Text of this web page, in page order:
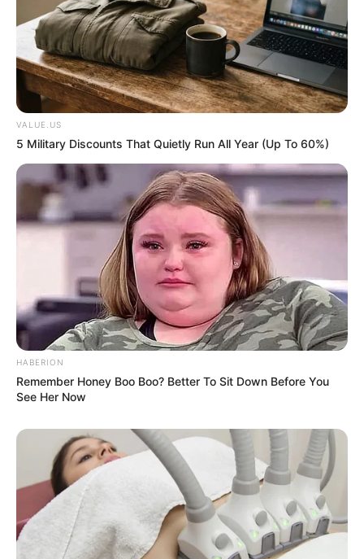
นักเขียน
อิสฺวาสุ
เนื้อหาที่ได้รับการโปรโมต
VALUE.US
5 Military Discounts That Quietly Run All Year (Up To 60%)
HABERION
Remember Honey Boo Boo? Better To Sit Down Before You
See Her Now